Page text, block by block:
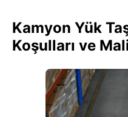
Kamyon Yük
Koşulları ve